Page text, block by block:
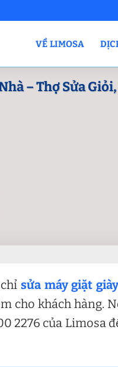
VỀ LIMOSA
– Thợ Sửa
sửa máy giặt
cho khách hàng.
2276 của Limosa